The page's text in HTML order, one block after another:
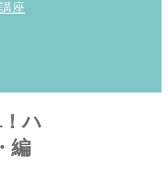
座
ハ
編